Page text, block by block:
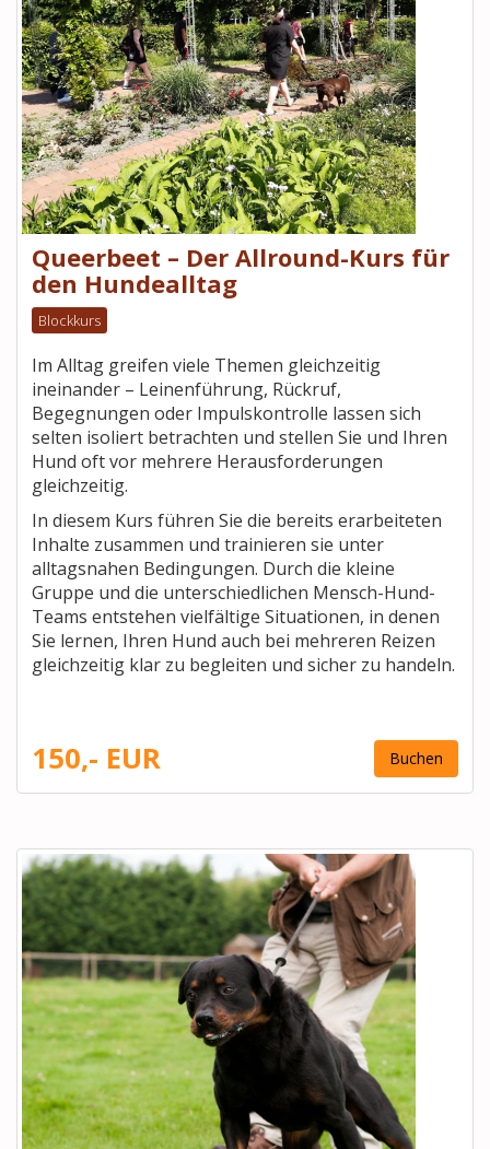
Queerbeet – Der Allround-Kurs für
den Hundealltag
Blockkurs
Im Alltag greifen viele Themen gleichzeitig
ineinander – Leinenführung, Rückruf,
Begegnungen oder Impulskontrolle lassen sich
selten isoliert betrachten und stellen Sie und Ihren
Hund oft vor mehrere Herausforderungen
gleichzeitig.
In diesem Kurs führen Sie die bereits erarbeiteten
Inhalte zusammen und trainieren sie unter
alltagsnahen Bedingungen. Durch die kleine
Gruppe und die unterschiedlichen Mensch-Hund-
Teams entstehen vielfältige Situationen, in denen
Sie lernen, Ihren Hund auch bei mehreren Reizen
gleichzeitig klar zu begleiten und sicher zu handeln.
150,- EUR Buchen